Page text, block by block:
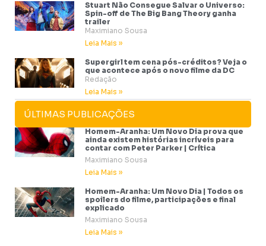
Stuart Não Consegue Salvar o Universo:
Spin-off de The Big Bang Theory ganha
trailer
Maximiano Sousa
Leia Mais »
Supergirl tem cena pós-créditos? Veja o
que acontece após o novo filme da DC
Redação
Leia Mais »
ÚLTIMAS PUBLICAÇÕES
Homem-Aranha: Um Novo Dia prova que
ainda existem histórias incríveis para
contar com Peter Parker | Crítica
Maximiano Sousa
Leia Mais »
Homem-Aranha: Um Novo Dia | Todos os
spoilers do filme, participações e final
explicado
Maximiano Sousa
Leia Mais »